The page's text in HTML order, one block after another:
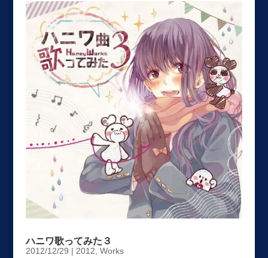
ハニワ歌ってみた３
2012/12/29 | 2012 Works